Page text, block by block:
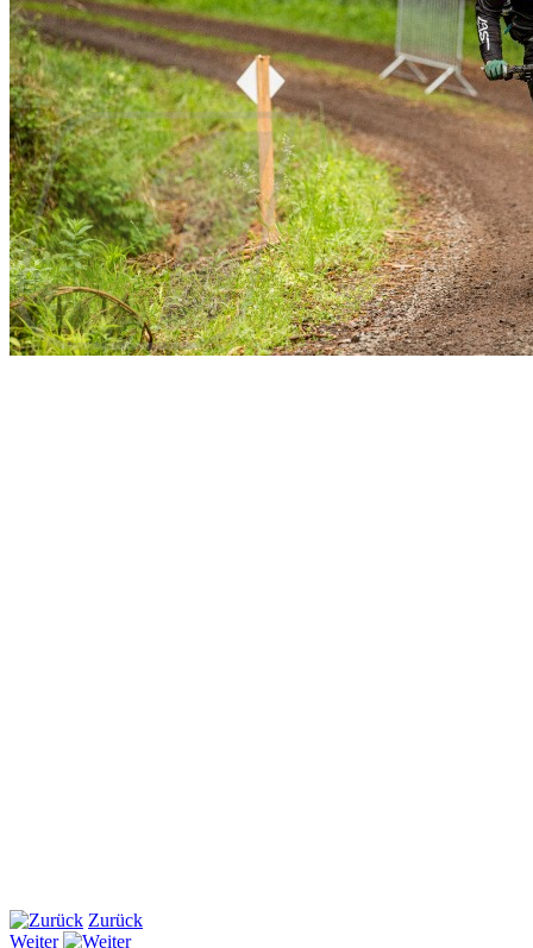
Zurück
Weiter